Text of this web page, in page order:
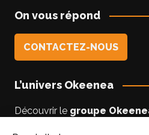
On vous répond
CONTACTEZ-NOUS
L’univers Okeenea
Découvrir le groupe